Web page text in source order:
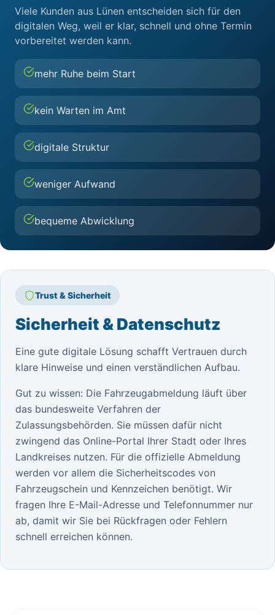
Viele Kunden aus Lünen entscheiden sich für den
digitalen Weg, weil er klar, schnell und ohne Termin
vorbereitet werden kann.
mehr Ruhe beim Start
kein Warten im Amt
digitale Struktur
weniger Aufwand
bequeme Abwicklung
Trust & Sicherheit
Sicherheit & Datenschutz
Eine gute digitale Lösung schafft Vertrauen durch
klare Hinweise und einen verständlichen Aufbau.
Gut zu wissen: Die Fahrzeugabmeldung läuft über
das bundesweite Verfahren der
Zulassungsbehörden. Sie müssen dafür nicht
zwingend das Online-Portal Ihrer Stadt oder Ihres
Landkreises nutzen. Für die offizielle Abmeldung
werden vor allem die Sicherheitscodes von
Fahrzeugschein und Kennzeichen benötigt. Wir
fragen Ihre E-Mail-Adresse und Telefonnummer nur
ab, damit wir Sie bei Rückfragen oder Fehlern
schnell erreichen können.